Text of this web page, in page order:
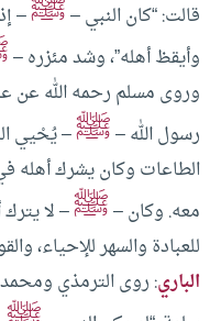
قالت: “كان النبي –ﷺ–
وأيقظ أهله”، وشد مئزره –
وروى مسلم رحمه الله عن
رسول الله –ﷺ– يُحْيي
الطاعات وكان يشرك أهله
معه. وكان –ﷺ– لا
للعبادة والسهر للإحياء،
الباري: روى الترمذي